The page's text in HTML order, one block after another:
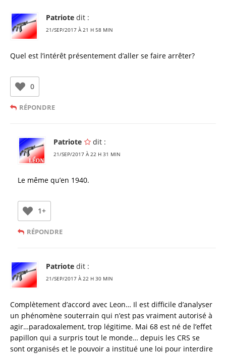
Patriote dit :
21/SEP/2017 À 21 H 58 MIN
Quel est l’intérêt présentement d’aller se faire arrêter?
0
RÉPONDRE
Patriote dit :
21/SEP/2017 À 22 H 31 MIN
Le même qu’en 1940.
1+
RÉPONDRE
Patriote dit :
21/SEP/2017 À 22 H 30 MIN
Complètement d’accord avec Leon… Il est difficile d’analyser
un phénomène souterrain qui n’est pas vraiment autorisé à
agir…paradoxalement, trop légitime. Mai 68 est né de l’effet
papillon qui a surpris tout le monde… depuis les CRS se
sont organisés et le pouvoir a institué une loi pour interdire